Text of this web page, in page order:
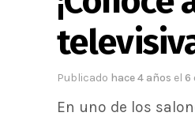
Publicado hace 4 años el 6
En uno de los